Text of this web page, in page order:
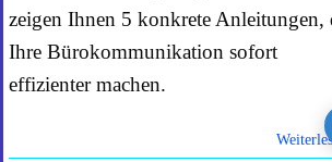
zeigen Ihnen 5 konkrete Anleitungen,
Ihre Bürokommunikation sofort
effizienter machen.